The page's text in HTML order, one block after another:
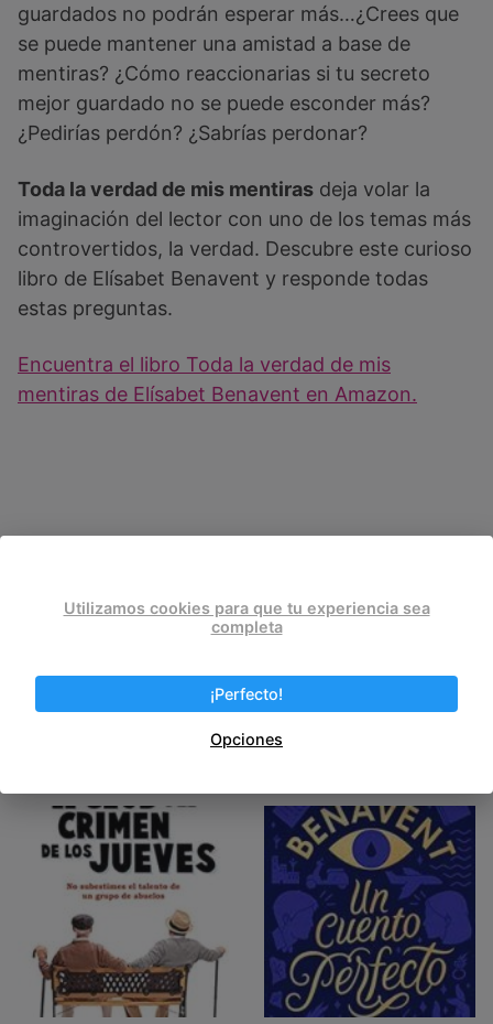
guardados no podrán esperar más…¿Crees que
se puede mantener una amistad a base de
mentiras? ¿Cómo reaccionarias si tu secreto
mejor guardado no se puede esconder más?
¿Pedirías perdón? ¿Sabrías perdonar?
Toda la verdad de mis mentiras deja volar la
imaginación del lector con uno de los temas más
controvertidos, la verdad. Descubre este curioso
libro de Elísabet Benavent y responde todas
estas preguntas.
Encuentra el libro Toda la verdad de mis
mentiras de Elísabet Benavent en Amazon.
Utilizamos cookies para que tu experiencia sea
completa
¡Perfecto!
Opciones